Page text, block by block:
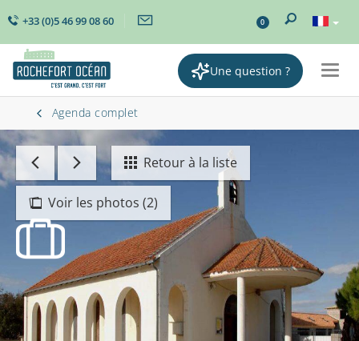
+33 (0)5 46 99 08 60 0
Une question ?
Agenda complet
Retour à la liste
Voir les photos (2)